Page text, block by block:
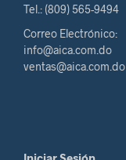
Tel.: (809) 565-9494
Correo Electrónico:
info@aica.com.do
ventas@aica.com.do